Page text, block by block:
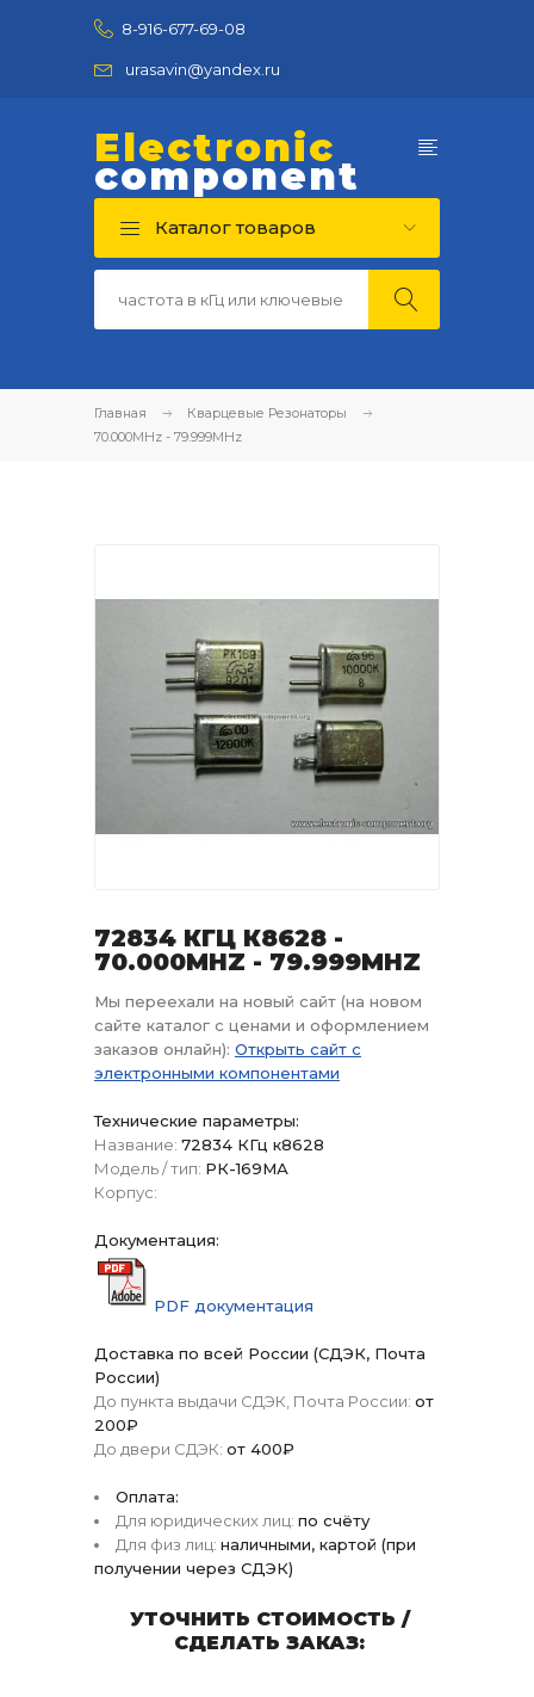
8-916-677-69-08
urasavin@yandex.ru
Electronic
component
Каталог товаров
Главная
Кварцевые Резонаторы
70.000MHz - 79.999MHz
72834 КГЦ К8628 -
70.000MHZ - 79.999MHZ
Мы переехали на новый сайт (на новом
сайте каталог с ценами и оформлением
заказов онлайн): Открыть сайт с
электронными компонентами
Технические параметры:
Название: 72834 КГц к8628
Модель / тип: РК-169МА
Корпус:
Документация:
PDF документация
Доставка по всей России (СДЭК, Почта
России)
До пункта выдачи СДЭК, Почта России: от
200₽
До двери СДЭК: от 400₽
Оплата:
Для юридических лиц: по счёту
Для физ лиц: наличными, картой (при
получении через СДЭК)
УТОЧНИТЬ СТОИМОСТЬ /
СДЕЛАТЬ ЗАКАЗ: